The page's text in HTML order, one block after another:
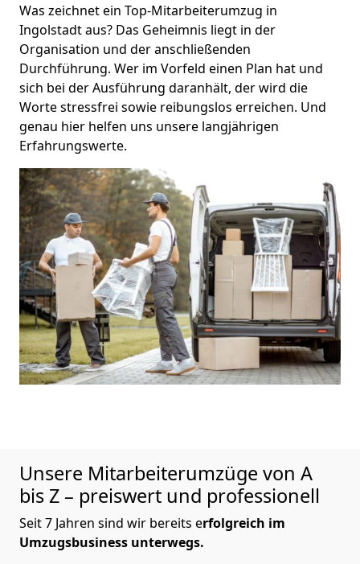
Was zeichnet ein Top-Mitarbeiterumzug in
Ingolstadt aus? Das Geheimnis liegt in der
Organisation und der anschließenden
Durchführung. Wer im Vorfeld einen Plan hat und
sich bei der Ausführung daranhält, der wird die
Worte stressfrei sowie reibungslos erreichen. Und
genau hier helfen uns unsere langjährigen
Erfahrungswerte.
Unsere Mitarbeiterumzüge von A
bis Z – preiswert und professionell
Seit 7 Jahren sind wir bereits erfolgreich im
Umzugsbusiness unterwegs.